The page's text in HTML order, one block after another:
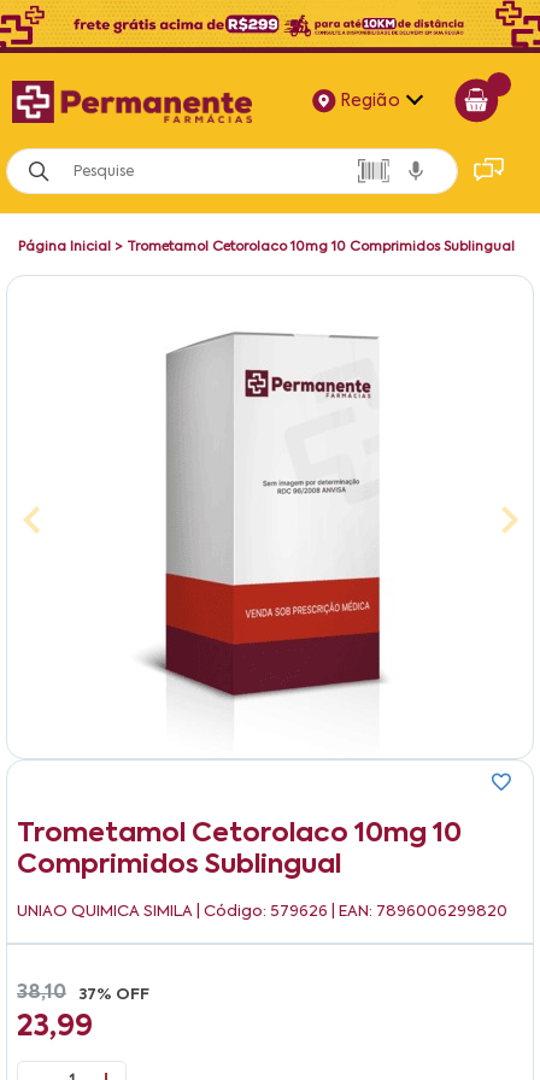
Região
Alagoas
Bahia
Página Inicial > Trometamol Cetorolaco 10mg 10 Comprimidos Sublingual
Trometamol Cetorolaco 10mg 10
Comprimidos Sublingual
UNIAO QUIMICA SIMILA | Código: 579626 | EAN: 7896006299820
38,10 37% OFF
23,99